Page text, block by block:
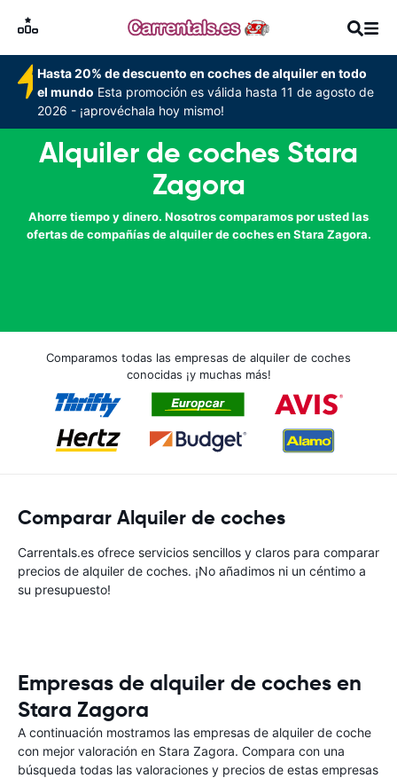
Hasta 20% de descuento en coches de alquiler en todo
el mundo Esta promoción es válida hasta 11 de agosto de
2026 - ¡aprovéchala hoy mismo!
Alquiler de coches Stara
Zagora
Ahorre tiempo y dinero. Nosotros comparamos por usted las
ofertas de compañías de alquiler de coches en Stara Zagora.
Comparamos todas las empresas de alquiler de coches
conocidas ¡y muchas más!
Comparar Alquiler de coches
Carrentals.es ofrece servicios sencillos y claros para comparar
precios de alquiler de coches. ¡No añadimos ni un céntimo a
su presupuesto!
Empresas de alquiler de coches en
Stara Zagora
A continuación mostramos las empresas de alquiler de coche
con mejor valoración en Stara Zagora. Compara con una
búsqueda todas las valoraciones y precios de estas empresas